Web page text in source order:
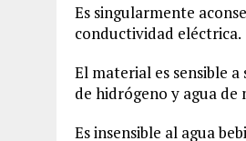
Es singularmente
conductividad eléctrica.
El material es sensible
de hidrógeno y agua de
Es insensible al agua